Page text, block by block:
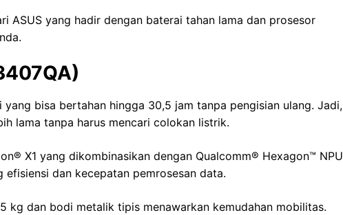
ASUS yang hadir dengan baterai tahan lama dan prosesor
bisa bertahan hingga 30,5 jam tanpa pengisian ulang. Jadi,
lama tanpa harus mencari colokan listrik.
X1 yang dikombinasikan dengan Qualcomm®️ Hexagon™️ NPU
efisiensi dan kecepatan pemrosesan data.
kg dan bodi metalik tipis menawarkan kemudahan mobilitas.